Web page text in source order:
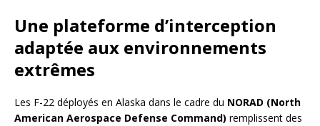
Une plateforme d’interception
adaptée aux environnements
extrêmes
Les F-22 déployés en Alaska dans le cadre du NORAD (North
American Aerospace Defense Command) remplissent des